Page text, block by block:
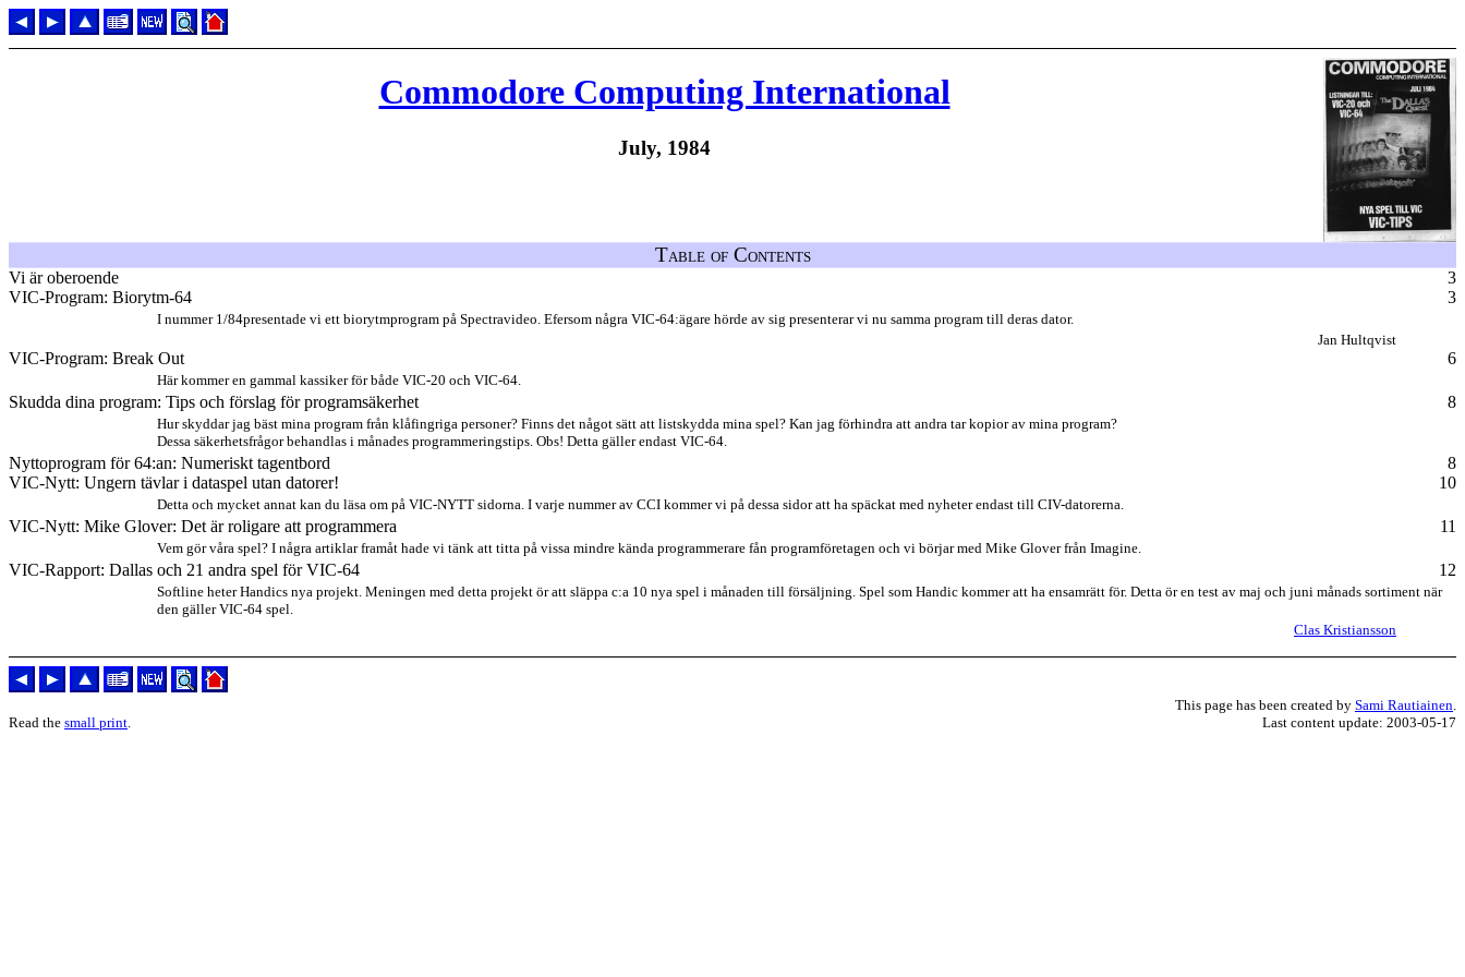
Commodore Computing International
July, 1984
Table of Contents
Vi är oberoende
3
VIC-Program: Biorytm-64
3
I nummer 1/84presentade vi ett biorytmprogram på Spectravideo. Efersom några VIC-64:ägare hörde av sig presenterar vi nu samma program till deras dator.
Jan Hultqvist
VIC-Program: Break Out 6
Här kommer en gammal kassiker för både VIC-20 och VIC-64.
Skudda dina program: Tips och förslag för programsäkerhet 8
Hur skyddar jag bäst mina program från klåfingriga personer? Finns det något sätt att listskydda mina spel? Kan jag förhindra att andra tar kopior av mina program?
Dessa säkerhetsfrågor behandlas i månades programmeringstips. Obs! Detta gäller endast VIC-64.
Nyttoprogram för 64:an: Numeriskt tagentbord
8
VIC-Nytt: Ungern tävlar i dataspel utan datorer!
10
Detta och mycket annat kan du läsa om på VIC-NYTT sidorna. I varje nummer av CCI kommer vi på dessa sidor att ha späckat med nyheter endast till CIV-datorerna.
VIC-Nytt: Mike Glover: Det är roligare att programmera 11
Vem gör våra spel? I några artiklar framåt hade vi tänk att titta på vissa mindre kända programmerare fån programföretagen och vi börjar med Mike Glover från Imagine.
VIC-Rapport: Dallas och 21 andra spel för VIC-64 12
Softline heter Handics nya projekt. Meningen med detta projekt ör att släppa c:a 10 nya spel i månaden till försäljning. Spel som Handic kommer att ha ensamrätt för. Detta ör en test av maj och juni månads sortiment när
den gäller VIC-64 spel.
Clas Kristiansson
This page has been created by Sami Rautiainen.
Read the small print. Last content update: 2003-05-17